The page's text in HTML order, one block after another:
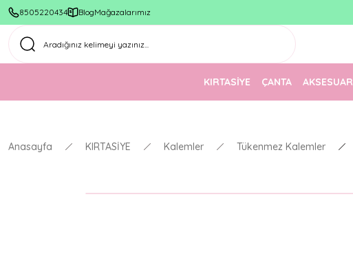
8505220434 BlogMağazalarımız
KIRTASİYE ÇANTA AKSESUAR
Anasayfa KIRTASİYE Kalemler Tükenmez Kalemler